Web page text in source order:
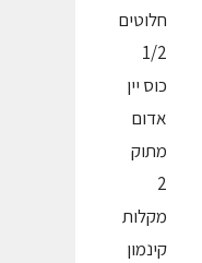
חלוטים
1/2
כוס יין
אדום
מתוק
2
מקלות
קינמון